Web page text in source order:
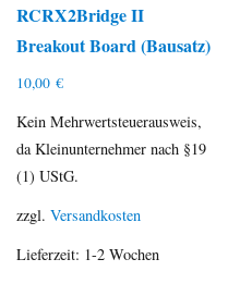
RCRX2Bridge II
Breakout Board (Bausatz)
10,00 €
Kein Mehrwertsteuerausweis,
da Kleinunternehmer nach §19
(1) UStG.
zzgl. Versandkosten
Lieferzeit: 1-2 Wochen